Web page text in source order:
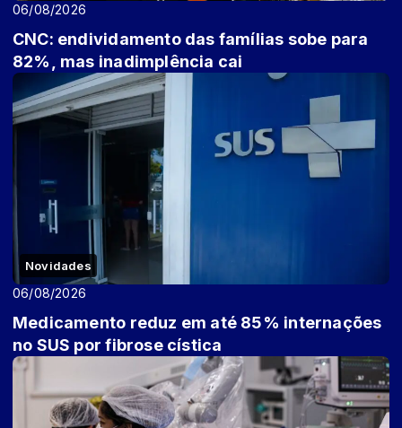
06/08/2026
CNC: endividamento das famílias sobe para
82%, mas inadimplência cai
Novidades
06/08/2026
Medicamento reduz em até 85% internações
no SUS por fibrose cística